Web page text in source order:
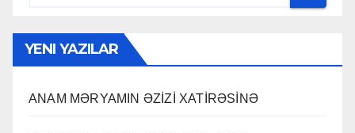
YENI YAZILAR
ANAM MƏRYAMIN ƏZİZİ XATİRƏSİNƏ